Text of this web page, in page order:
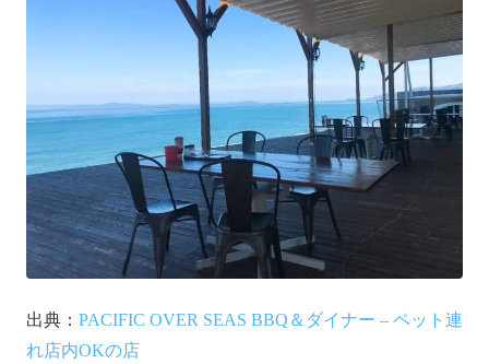
出典： PACIFIC OVER SEAS BBQ＆ダイナー – ペット連
れ店内OKの店